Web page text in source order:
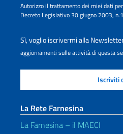
Autorizzo il trattamento dei miei dati
Decreto Legislativo 30 giugno 2003,
Sì, voglio iscrivermi alla
aggiornamenti sulle attività di questa
La Rete Farnesina
La Farnesina – il MAECI